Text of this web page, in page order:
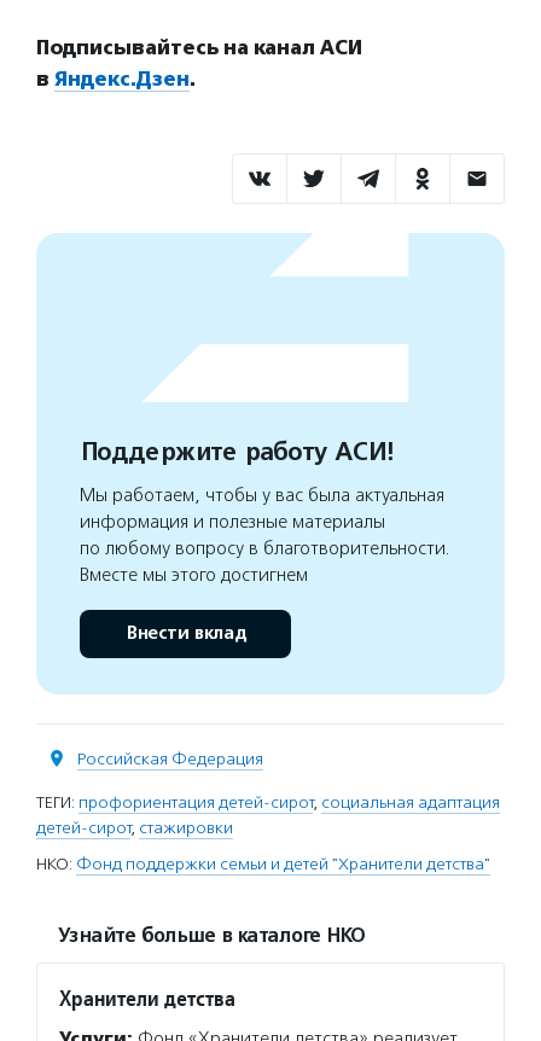
Подписывайтесь на канал АСИ
в Яндекс.Дзен.
Поддержите работу АСИ!
Мы работаем, чтобы у вас была актуальная
информация и полезные материалы
по любому вопросу в благотворительности.
Вместе мы этого достигнем
Внести вклад
Российская Федерация
ТЕГИ: профориентация детей-сирот, социальная адаптация
детей-сирот, стажировки
НКО: Фонд поддержки семьи и детей "Хранители детства"
Узнайте больше в каталоге НКО
Хранители детства